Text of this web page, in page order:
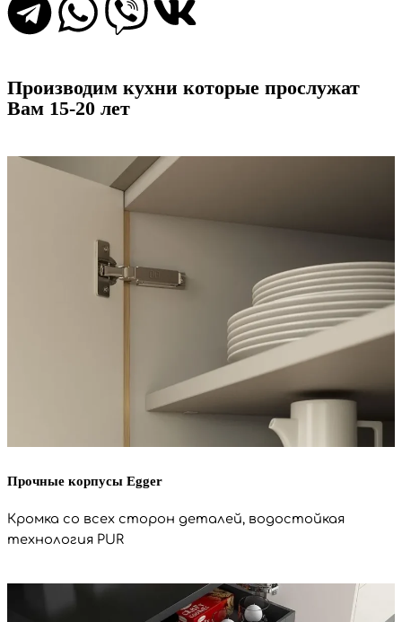
T
l
e
W
a
t
s
a
p
V
b
e
r
V
Производим кухни которые прослужат
Вам 15-20 лет
Прочные корпусы Egger
Кромка со всех сторон деталей, водостойкая
технология PUR